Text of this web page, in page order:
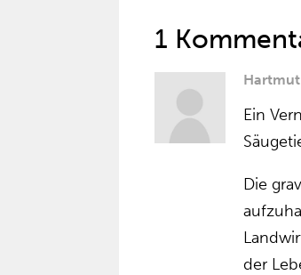
1
Ein
Die
der